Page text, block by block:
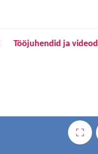
Tööjuhendid ja videod